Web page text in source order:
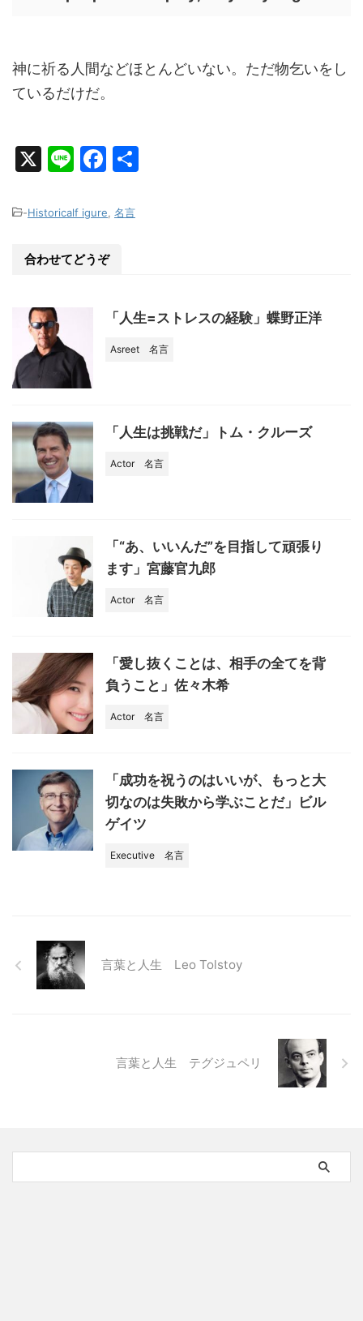
神に祈る人間などほとんどいない。ただ物乞いをし
ているだけだ。
X
Li
e
F
c
b
o
k
-Historicalf igure, 名言
合わせてどうぞ
「人生=ストレスの経験」蝶野正洋
Asreet 名言
「人生は挑戦だ」トム・クルーズ
Actor 名言
「“あ、いいんだ”を目指して頑張り
ます」宮藤官九郎
Actor 名言
「愛し抜くことは、相手の全てを背
負うこと」佐々木希
Actor 名言
「成功を祝うのはいいが、もっと大
切なのは失敗から学ぶことだ」ビル
ゲイツ
Executive 名言
言葉と人生 Leo Tolstoy
言葉と人生 テグジュペリ